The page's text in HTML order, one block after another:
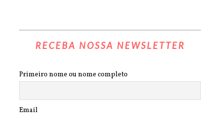
RECEBA NOSSA NEWSLETTER
Primeiro nome ou nome completo
Email